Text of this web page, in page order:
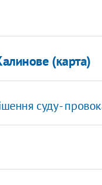
(карта)
суду -